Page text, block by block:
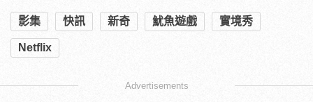
影集 快訊 新奇 魷魚遊戲 實境秀
Netflix
Advertisements